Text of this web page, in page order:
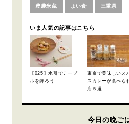
豊農米蔵 よい食 三重県
いま人気の記事はこちら
【025】水引でテーブ
ルを飾ろう
東京で美味しいス
スカレーが食べら
店５選
今日の晩ご